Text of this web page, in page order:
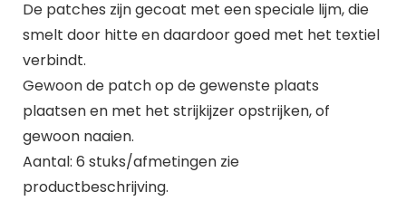
De patches zijn gecoat met een speciale lijm, die
smelt door hitte en daardoor goed met het textiel
verbindt.
Gewoon de patch op de gewenste plaats
plaatsen en met het strijkijzer opstrijken, of
gewoon naaien.
Aantal: 6 stuks/afmetingen zie
productbeschrijving.